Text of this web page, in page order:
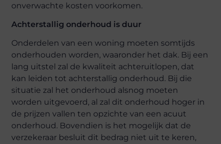
onverwachte kosten voorkomen.
Achterstallig onderhoud is duur
Onderdelen van een woning moeten somtijds
onderhouden worden, waaronder het dak. Bij een
lang uitstel zal de kwaliteit achteruitlopen, dat
kan leiden tot achterstallig onderhoud. Bij die
situatie zal het onderhoud alsnog moeten
worden uitgevoerd, al zal dit onderhoud hoger in
de prijzen vallen ten opzichte van een acuut
onderhoud. Bovendien is het mogelijk dat de
verzekeraar besluit dit bedrag niet uit te keren,